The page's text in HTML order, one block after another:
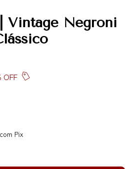
Vintage Negroni
OFF
Pix